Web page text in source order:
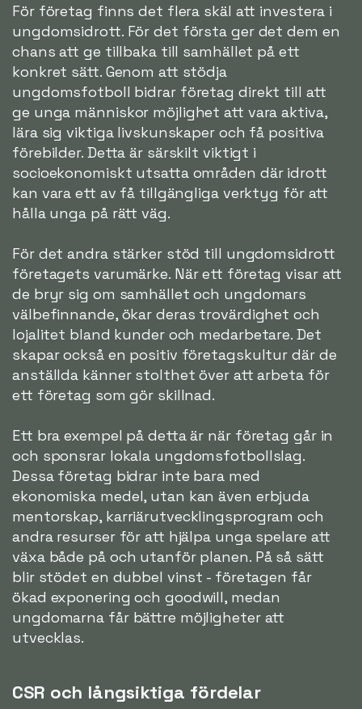
För företag finns det flera skäl att investera i
ungdomsidrott. För det första ger det dem en
chans att ge tillbaka till samhället på ett
konkret sätt. Genom att stödja
ungdomsfotboll bidrar företag direkt till att
ge unga människor möjlighet att vara aktiva,
lära sig viktiga livskunskaper och få positiva
förebilder. Detta är särskilt viktigt i
socioekonomiskt utsatta områden där idrott
kan vara ett av få tillgängliga verktyg för att
hålla unga på rätt väg.
För det andra stärker stöd till ungdomsidrott
företagets varumärke. När ett företag visar att
de bryr sig om samhället och ungdomars
välbefinnande, ökar deras trovärdighet och
lojalitet bland kunder och medarbetare. Det
skapar också en positiv företagskultur där de
anställda känner stolthet över att arbeta för
ett företag som gör skillnad.
Ett bra exempel på detta är när företag går in
och sponsrar lokala ungdomsfotbollslag.
Dessa företag bidrar inte bara med
ekonomiska medel, utan kan även erbjuda
mentorskap, karriärutvecklingsprogram och
andra resurser för att hjälpa unga spelare att
växa både på och utanför planen. På så sätt
blir stödet en dubbel vinst - företagen får
ökad exponering och goodwill, medan
ungdomarna får bättre möjligheter att
utvecklas.
CSR och långsiktiga fördelar